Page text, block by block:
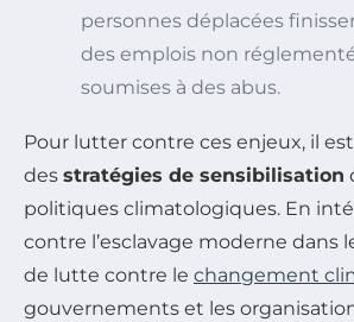
personnes déplacées
des emplois non
soumises à des abus.
Pour lutter contre ces enjeux, il
des stratégies de sensibilisation
politiques climatologiques. En
contre l’esclavage moderne dans
de lutte contre le changement
gouvernements et les